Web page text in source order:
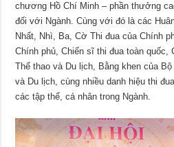
chương Hồ Chí Minh – phần thưởng
đối với Ngành. Cùng với đó là các
Nhất, Nhì, Ba, Cờ Thi đua của Chính
Chính phủ, Chiến sĩ thi đua toàn quốc,
Thể thao và Du lịch, Bằng khen của
và Du lịch, cùng nhiều danh hiệu thi
các tập thể, cá nhân trong Ngành.